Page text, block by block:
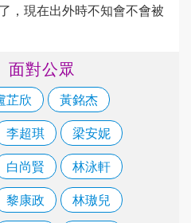
，現在出外時不知會不會被
面對公眾
芷欣
黃銘杰
李超琪
梁安妮
白尚賢
林泳軒
黎康政
林璈兒